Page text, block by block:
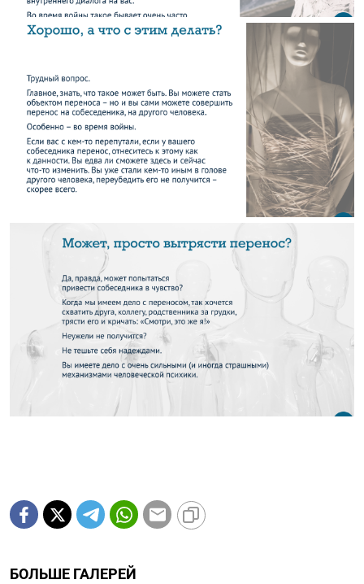
БОЛЬШЕ ГАЛЕРЕЙ